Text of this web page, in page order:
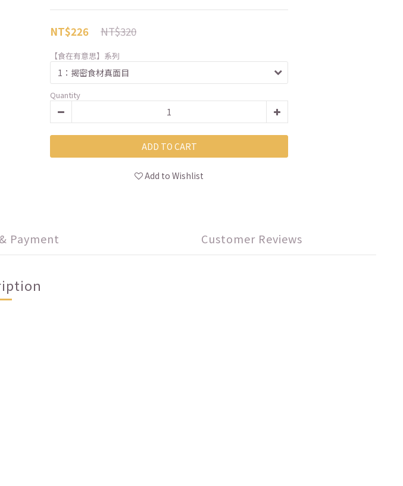
NT$320
NT$226
【食在有意思】系列
Quantity
ADD TO CART
Add to Wishlist
Payment Customer Reviews